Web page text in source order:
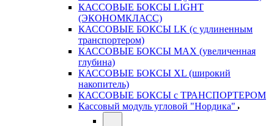
КАССОВЫЕ БОКСЫ LIGHT
(ЭКОНОМКЛАСС)
КАССОВЫЕ БОКСЫ LK (с удлиненным
транспортером)
КАССОВЫЕ БОКСЫ MAX (увеличенная
глубина)
КАССОВЫЕ БОКСЫ XL (широкий
накопитель)
КАССОВЫЕ БОКСЫ с ТРАНСПОРТЕРОМ
Кассовый модуль угловой "Нордика"